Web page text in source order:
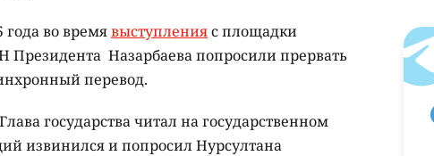
во времявыступленияс площадки
Президента Назарбаева попросили прервать
перевод.
государства читал на государственном
извинился и попросил Нурсултана